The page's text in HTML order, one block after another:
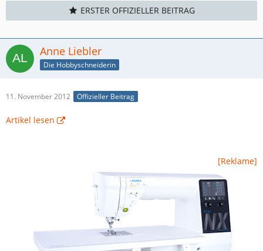
ERSTER OFFIZIELLER BEITRAG
Anne Liebler
Die Hobbyschneiderin
11. November 2012 Offizieller Beitrag
Artikel lesen
[Reklame]